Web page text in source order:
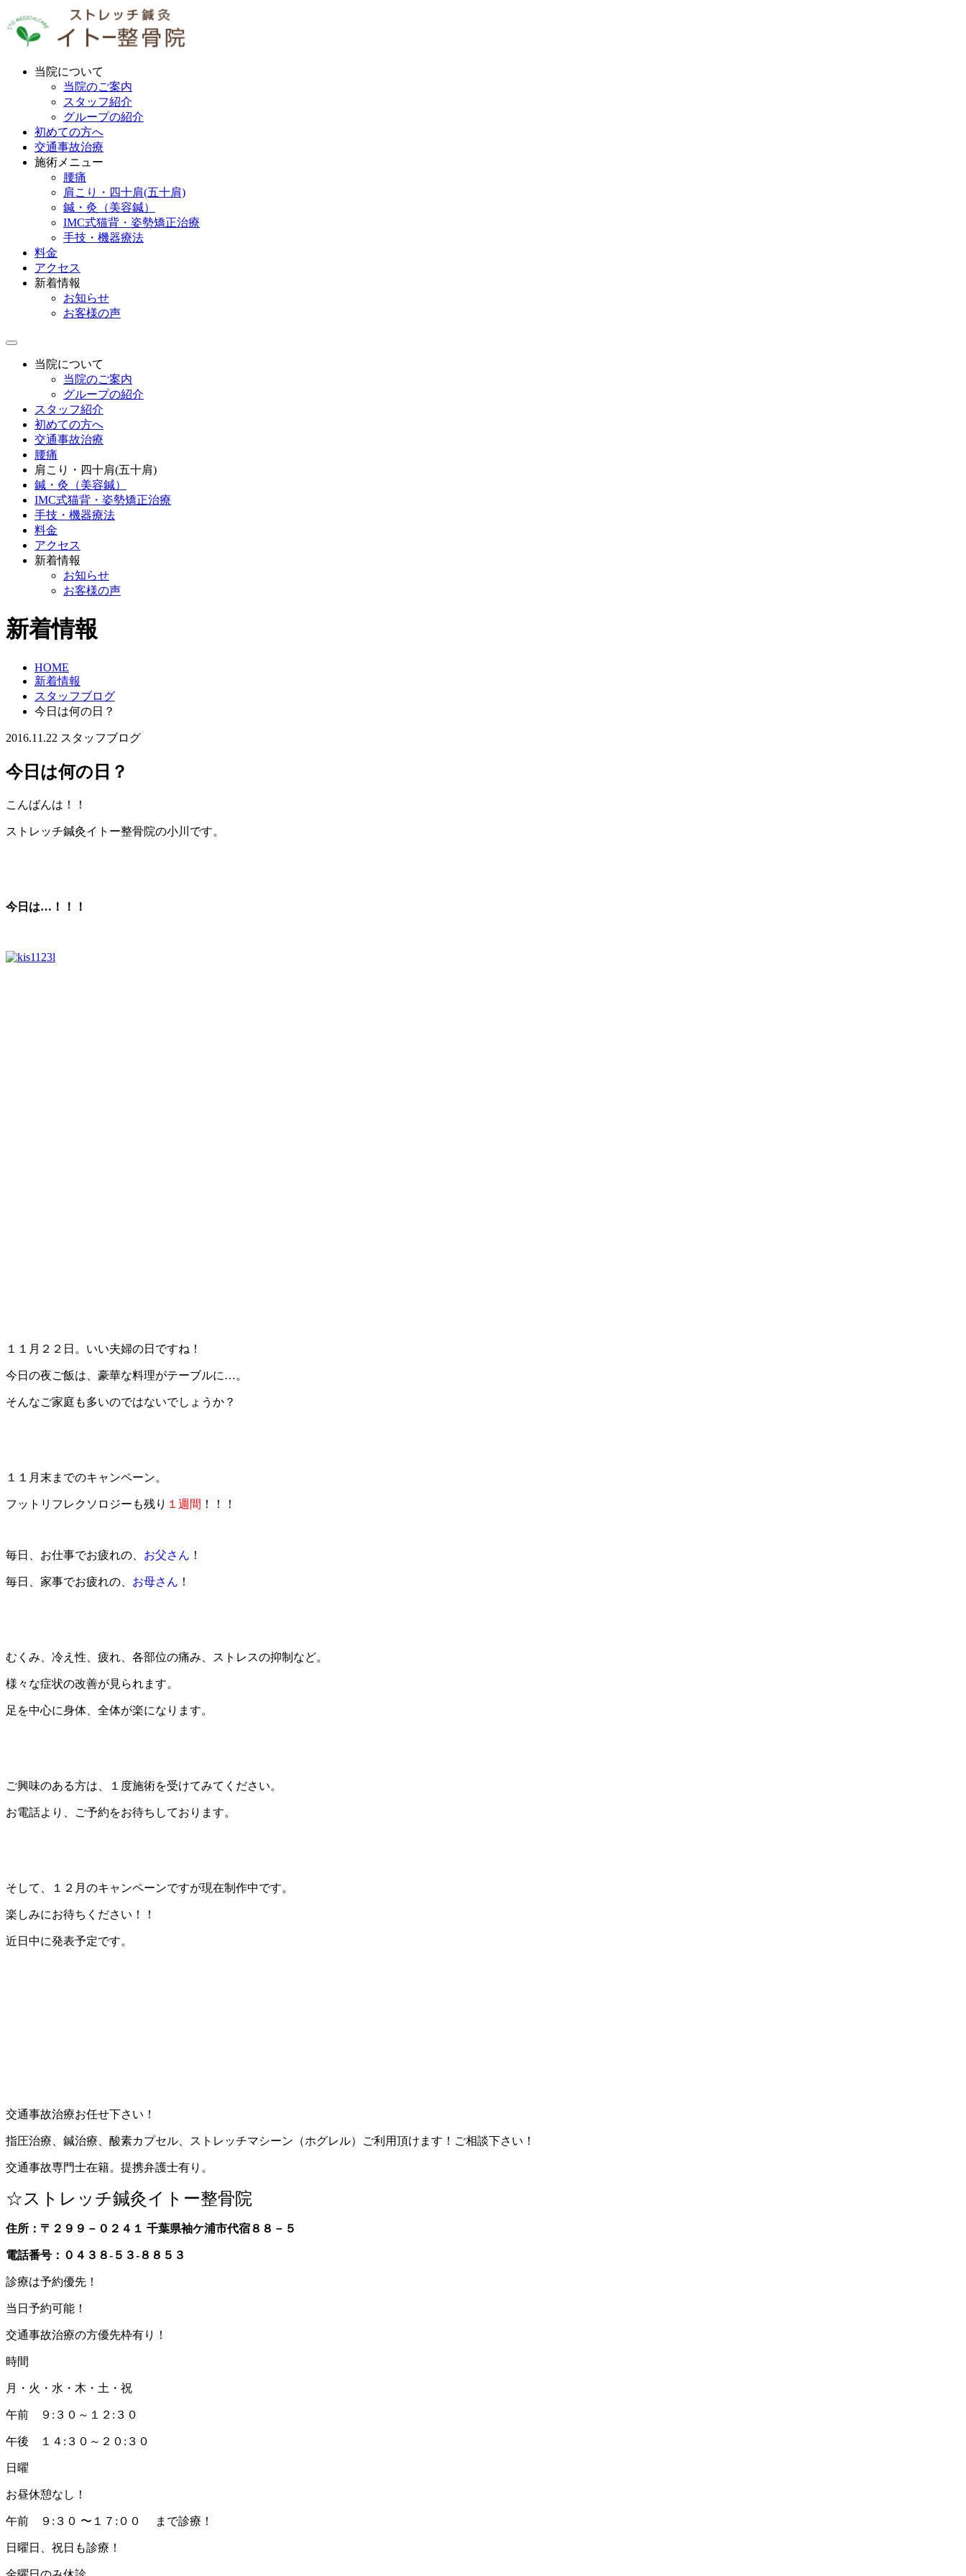
当院について
当院のご案内
スタッフ紹介
グループの紹介
初めての方へ
交通事故治療
施術メニュー
腰痛
肩こり・四十肩(五十肩)
鍼・灸（美容鍼）
IMC式猫背・姿勢矯正治療
手技・機器療法
料金
アクセス
新着情報
お知らせ
お客様の声
当院について
当院のご案内
グループの紹介
スタッフ紹介
初めての方へ
交通事故治療
腰痛
肩こり・四十肩(五十肩)
鍼・灸（美容鍼）
IMC式猫背・姿勢矯正治療
手技・機器療法
料金
アクセス
新着情報
お知らせ
お客様の声
新着情報
HOME
新着情報
スタッフブログ
今日は何の日？
2016.11.22 スタッフブログ
今日は何の日？
こんばんは！！
ストレッチ鍼灸イトー整骨院の小川です。
今日は…！！！
１１月２２日。いい夫婦の日ですね！
今日の夜ご飯は、豪華な料理がテーブルに…。
そんなご家庭も多いのではないでしょうか？
１１月末までのキャンペーン。
フットリフレクソロジーも残り １週間 ！！！
毎日、お仕事でお疲れの、 お父さん ！
毎日、家事でお疲れの、 お母さん ！
むくみ、冷え性、疲れ、各部位の痛み、ストレスの抑制など。
様々な症状の改善が見られます。
足を中心に身体、全体が楽になります。
ご興味のある方は、１度施術を受けてみてください。
お電話より、ご予約をお待ちしております。
そして、１２月のキャンペーンですが現在制作中です。
楽しみにお待ちください！！
近日中に発表予定です。
交通事故治療お任せ下さい！
指圧治療、鍼治療、酸素カプセル、ストレッチマシーン（ホグレル）ご利用頂けます！ご相談下さい！
交通事故専門士在籍。提携弁護士有り。
☆ストレッチ鍼灸イトー整骨院
住所：〒２９９－０２４１ 千葉県袖ケ浦市代宿８８－５
電話番号：０４３８-５３-８８５３
診療は予約優先！
当日予約可能！
交通事故治療の方優先枠有り！
時間
月・火・水・木・土・祝
午前 ９:３０～１２:３０
午後 １４:３０～２０:３０
日曜
お昼休憩なし！
午前 ９:３０ 〜１７:００ まで診療！
日曜日、祝日も診療！